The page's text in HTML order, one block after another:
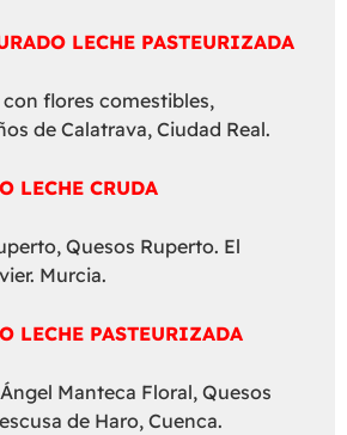
LECHE PASTEURIZADA
con flores comestibles,
de Calatrava, Ciudad Real.
LECHE CRUDA
Quesos Ruperto. El
Murcia.
LECHE PASTEURIZADA
Manteca Floral, Quesos
de Haro, Cuenca.